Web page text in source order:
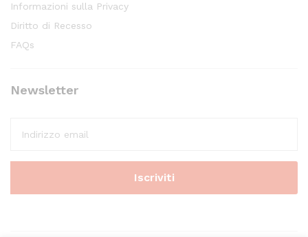
Informazioni sulla Privacy
Diritto di Recesso
FAQs
Newsletter